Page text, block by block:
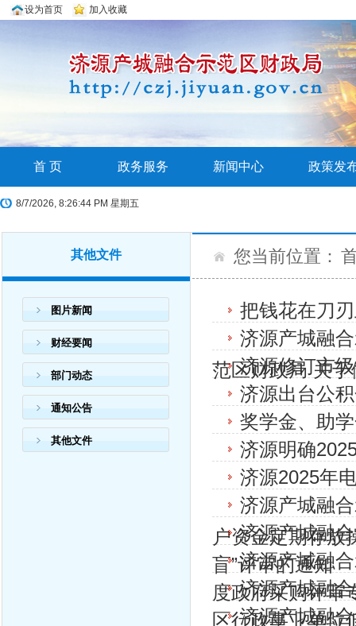
设为首页 加入收藏
首 页 政务服务 新闻中心 政策发
8/7/2026, 8:26:45 PM 星期五
其他文件
图片新闻
财经要闻
部门动态
通知公告
其他文件
您当前位置：
把钱花在刀
济源产城融
范区财政局 关
济源修订市
济源出台公
奖学金、助
济源明确
济源2025年
济源产城融
户资金定期存放
济源产城融
盲”评审的通知
济源产城融
度政府采购评审
济源产城融
区行政事业单位
济源产城融